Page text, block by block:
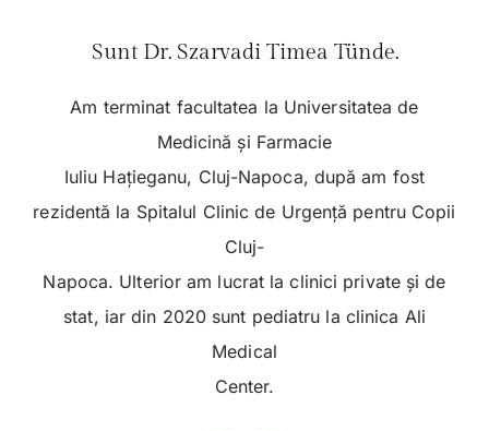
Sunt Dr. Szarvadi Timea Tünde.
Am terminat facultatea la Universitatea de
Medicină și Farmacie
Iuliu Hațieganu, Cluj-Napoca, după am fost
rezidentă la Spitalul Clinic de Urgență pentru Copii
Cluj-
Napoca. Ulterior am lucrat la clinici private și de
stat, iar din 2020 sunt pediatru la clinica Ali
Medical
Center.